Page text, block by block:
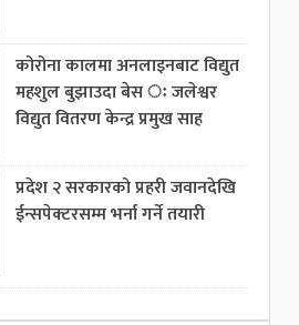
कोरोना कालमा अनलाइनबाट विद्युत
महशुल बुझाउदा बेस ः जलेश्वर
विद्युत वितरण केन्द्र प्रमुख साह
प्रदेश २ सरकारको प्रहरी जवानदेखि
ईन्सपेक्टरसम्म भर्ना गर्ने तयारी